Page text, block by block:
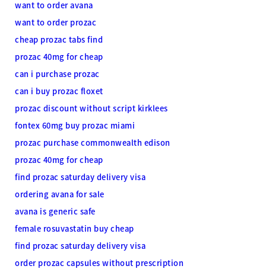
want to order avana
want to order prozac
cheap prozac tabs find
prozac 40mg for cheap
can i purchase prozac
can i buy prozac floxet
prozac discount without script kirklees
fontex 60mg buy prozac miami
prozac purchase commonwealth edison
prozac 40mg for cheap
find prozac saturday delivery visa
ordering avana for sale
avana is generic safe
female rosuvastatin buy cheap
find prozac saturday delivery visa
order prozac capsules without prescription